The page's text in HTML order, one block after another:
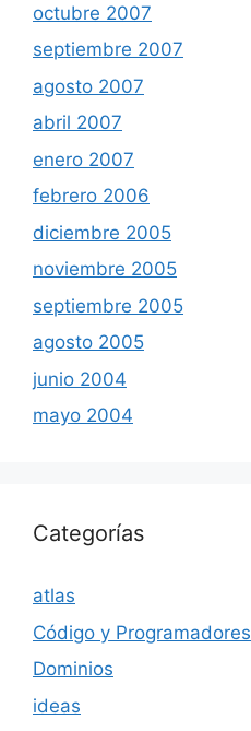
octubre 2007
septiembre 2007
agosto 2007
abril 2007
enero 2007
febrero 2006
diciembre 2005
noviembre 2005
septiembre 2005
agosto 2005
junio 2004
mayo 2004
Categorías
atlas
Código y Programadores
Dominios
ideas